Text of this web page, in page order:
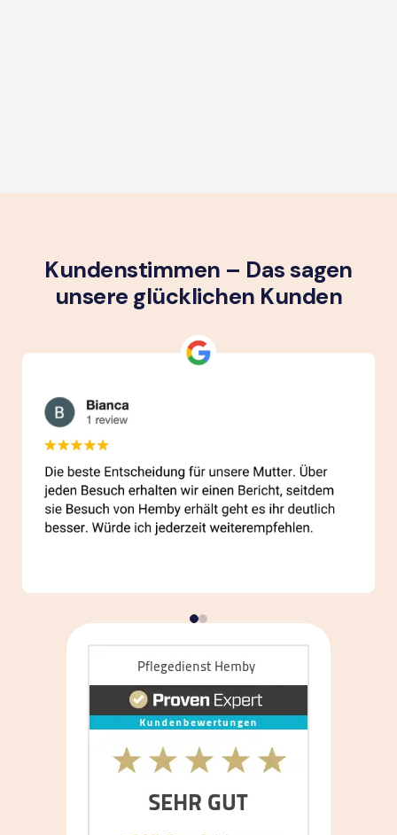
Kundenstimmen – Das sagen
unsere glück­lichen Kunden